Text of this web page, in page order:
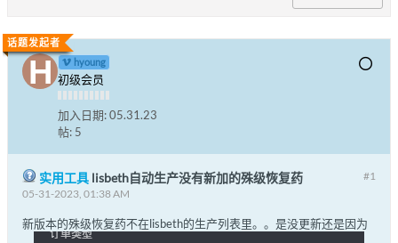
hyoung
初级会员
加入日期:05.31.23
帖: 5
#1
实用工具 lisbeth自动生产没有新加的殊级恢复药
05-31-2023, 01:38 AM
新版本的殊级恢复药不在lisbeth的生产列表里。。是没更新还是因为